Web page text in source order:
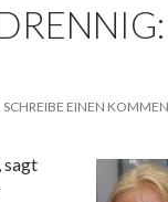
SCHREIBE EINEN
sagt